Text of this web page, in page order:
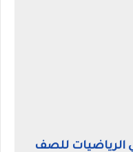
الرياضيات للصف